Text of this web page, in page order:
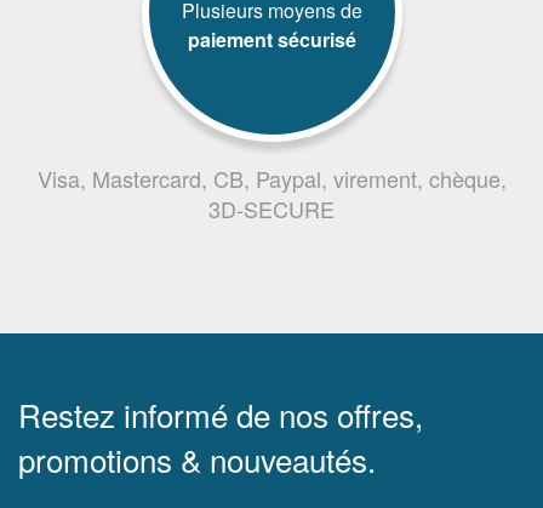
Plusieurs moyens de
paiement sécurisé
Visa, Mastercard, CB, Paypal, virement, chèque,
3D-SECURE
Restez informé de nos offres,
promotions & nouveautés.